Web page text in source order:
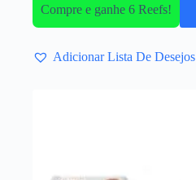
Compre e ganhe 6 Reefs!
Adicionar Lista De Desejos